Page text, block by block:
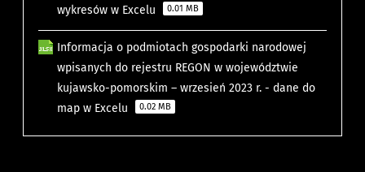
wykresów w Excelu
0.01 MB
Informacja o podmiotach gospodarki narodowej
wpisanych do rejestru REGON w województwie
kujawsko-pomorskim – wrzesień 2023 r. - dane do
map w Excelu
0.02 MB